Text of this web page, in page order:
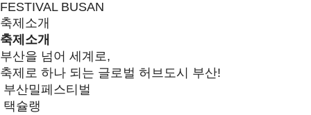
FESTIVAL BUSAN
축제소개
축제소개
부산을 넘어 세계로,
축제로 하나 되는 글로벌 허브도시 부산!
부산밀페스티벌
택슐랭